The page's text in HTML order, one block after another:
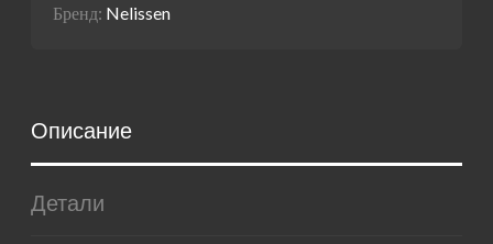
Бренд: Nelissen
Описание
Детали